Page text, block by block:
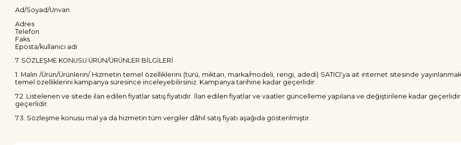
Ad/Soyad/Unvan
Adres
Telefon
Faks
Eposta/kullanıcı adı
7. SÖZLEŞME KONUSU ÜRÜN/ÜRÜNLER BİLGİLERİ
1. Malın /Ürün/Ürünlerin/ Hizmetin temel özelliklerini (türü, miktarı, marka/modeli, rengi, adedi) SATICI’ya ait internet sitesinde
temel özelliklerini kampanya süresince inceleyebilirsiniz. Kampanya tarihine kadar geçerlidir.
7.2. Listelenen ve sitede ilan edilen fiyatlar satış fiyatıdır. İlan edilen fiyatlar ve vaatler güncelleme yapılana ve değiştirilene kadar
geçerlidir.
7.3. Sözleşme konusu mal ya da hizmetin tüm vergiler dâhil satış fiyatı aşağıda gösterilmiştir.